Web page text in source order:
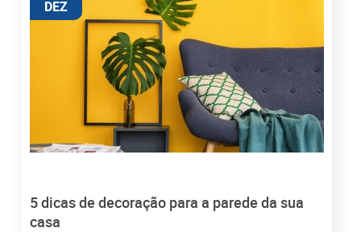
DEZ
5 dicas de decoração para a parede da sua
casa